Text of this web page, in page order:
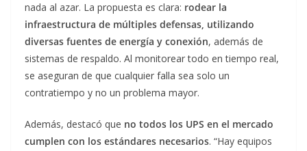
nada al azar. La propuesta es clara: rodear la
infraestructura de múltiples defensas, utilizando
diversas fuentes de energía y conexión, además de
sistemas de respaldo. Al monitorear todo en tiempo real,
se aseguran de que cualquier falla sea solo un
contratiempo y no un problema mayor.
Además, destacó que no todos los UPS en el mercado
cumplen con los estándares necesarios. “Hay equipos